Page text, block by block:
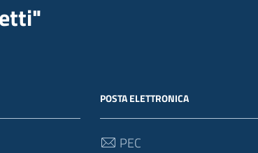
POSTA ELETTRONICA
PEC